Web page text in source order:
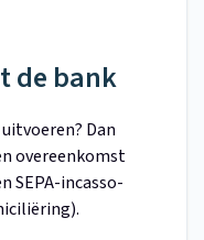
de bank
Dan
overeenkomst
SEPA-incasso-